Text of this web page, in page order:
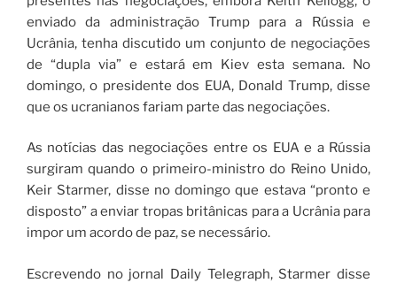
enviado da administração Trump para a Rússia e
Ucrânia, tenha discutido um conjunto de negociações
de “dupla via” e estará em Kiev esta semana. No
domingo, o presidente dos EUA, Donald Trump, disse
que os ucranianos fariam parte das negociações.
As notícias das negociações entre os EUA e a Rússia
surgiram quando o primeiro-ministro do Reino Unido,
Keir Starmer, disse no domingo que estava “pronto e
disposto” a enviar tropas britânicas para a Ucrânia para
impor um acordo de paz, se necessário.
Escrevendo no jornal Daily Telegraph, Starmer disse